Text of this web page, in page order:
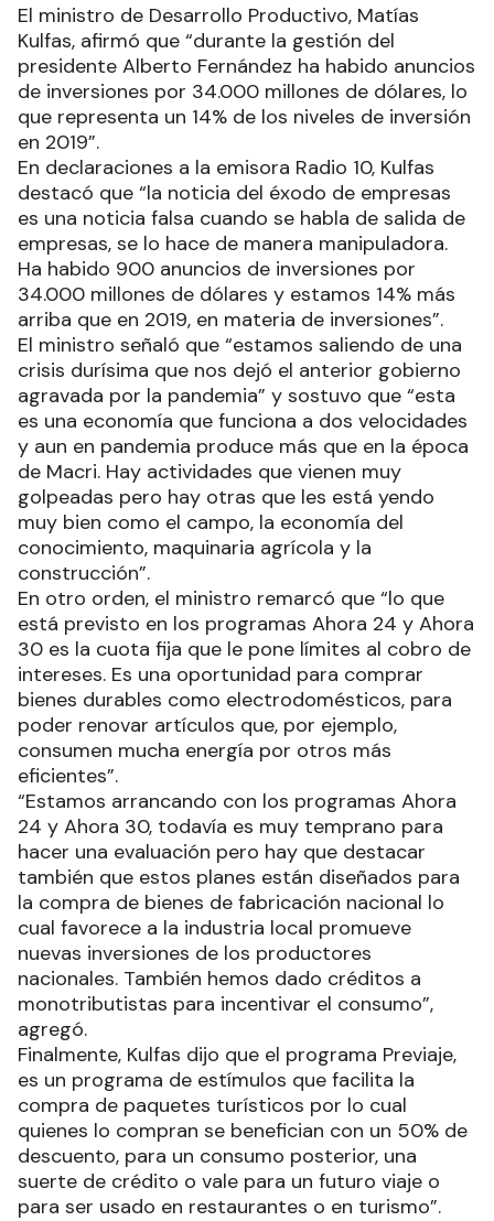
El ministro de Desarrollo Productivo, Matías
Kulfas, afirmó que “durante la gestión del
presidente Alberto Fernández ha habido anuncios
de inversiones por 34.000 millones de dólares, lo
que representa un 14% de los niveles de inversión
en 2019”.
En declaraciones a la emisora Radio 10, Kulfas
destacó que “la noticia del éxodo de empresas
es una noticia falsa cuando se habla de salida de
empresas, se lo hace de manera manipuladora.
Ha habido 900 anuncios de inversiones por
34.000 millones de dólares y estamos 14% más
arriba que en 2019, en materia de inversiones”.
El ministro señaló que “estamos saliendo de una
crisis durísima que nos dejó el anterior gobierno
agravada por la pandemia” y sostuvo que “esta
es una economía que funciona a dos velocidades
y aun en pandemia produce más que en la época
de Macri. Hay actividades que vienen muy
golpeadas pero hay otras que les está yendo
muy bien como el campo, la economía del
conocimiento, maquinaria agrícola y la
construcción”.
En otro orden, el ministro remarcó que “lo que
está previsto en los programas Ahora 24 y Ahora
30 es la cuota fija que le pone límites al cobro de
intereses. Es una oportunidad para comprar
bienes durables como electrodomésticos, para
poder renovar artículos que, por ejemplo,
consumen mucha energía por otros más
eficientes”.
“Estamos arrancando con los programas Ahora
24 y Ahora 30, todavía es muy temprano para
hacer una evaluación pero hay que destacar
también que estos planes están diseñados para
la compra de bienes de fabricación nacional lo
cual favorece a la industria local promueve
nuevas inversiones de los productores
nacionales. También hemos dado créditos a
monotributistas para incentivar el consumo”,
agregó.
Finalmente, Kulfas dijo que el programa Previaje,
es un programa de estímulos que facilita la
compra de paquetes turísticos por lo cual
quienes lo compran se benefician con un 50% de
descuento, para un consumo posterior, una
suerte de crédito o vale para un futuro viaje o
para ser usado en restaurantes o en turismo”.